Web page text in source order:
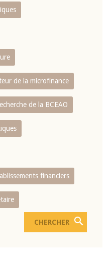
de la microfinance
de la BCEAO
financiers